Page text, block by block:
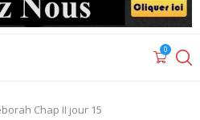
0
Chap II jour 15